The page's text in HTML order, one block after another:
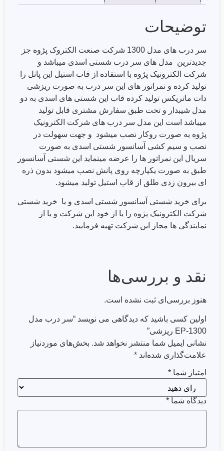
توضیحات
سر درب های مدل 1300 شرکت صنعت الکتروک پژوه جز
جدیدترین مدل های سر درب شستی اسدی میباشد و
شرکت الکترونیک پژوه با استفاده از قاب استیل این پانل را
تولید کرده و نمراتور های این سر درب به صورت ریزشی
دات ماتریکس تولید کرده قاب این شستی های اسدی به دو
مدل شیبدار و تخت طبق سفارش مشتری قابل تولید
میباشد است این مدل سر درب های شرکت الکترونیک
پژوه به صورت روکار نصب میشود و جهت سهولت در
نصب و سیم کشی آسانسور شستی اسدی به صورت
سریال این نمراتور ها را عرضه مینماید این شستی آسانسور
طبق به صورت یکپارچه روی پانش نصب میشود بدون ذره
ای بیرون زدی طلق از قاب استیل تولید میشود.
برای خرید شستی آسانسور شستی اسدی و یا خرید شستی
شرکت الکترونیک پژوه را یا از خود این شرکت و یا از
نمایندگی ها مجاز این شرکت تهیه فرمایید.
نقد و بررسی‌ها
هنوز بررسی‌ای ثبت نشده است.
اولین کسی باشید که دیدگاهی می نویسد “سر درب مدل
EP-1300 ریزشی”
نشانی ایمیل شما منتشر نخواهد شد. بخش‌های موردنیاز
علامت‌گذاری شده‌اند *
امتیاز شما *
دیدگاه شما *